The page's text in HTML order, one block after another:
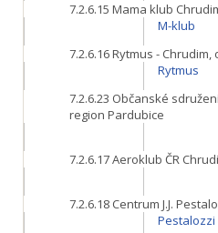
7.2.6.15 Mama klub
M-klub
7.2.6.16Rytmus - Chrudim,
Rytmus
7.2.6.23 Občanské
region Pardubice
7.2.6.17Aeroklub ČR
7.2.6.18 Centrum J.J.
Pestalozzi